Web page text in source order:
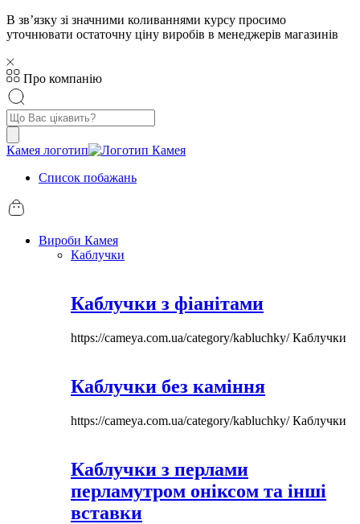
В звʼязку зі значними коливаннями курсу просимо
уточнювати остаточну ціну виробів в менеджерів магазинів
Про компанію
Пошук
товарів
Камея логотип
Список побажань
Вироби Камея
Каблучки
Каблучки з фіанітами
https://cameya.com.ua/category/kabluchky/Каблучки
Каблучки без каміння
https://cameya.com.ua/category/kabluchky/Каблучки
Каблучки з перлами
перламутром оніксом та інші
вставки